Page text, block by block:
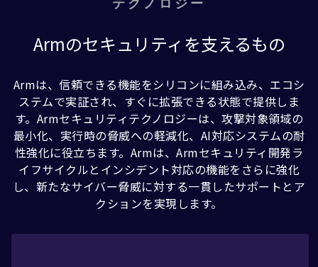
テクノロジー
Armのセキュリティを支えるもの
Armは、信頼できる機能をシリコンに組み込み、エコシ
ステムで実証され、すぐに拡張できる状態で提供しま
す。Armセキュリティテクノロジーは、攻撃対象領域の
最小化、実行時の脅威への軽減化、AI対応システムの耐
性強化に役立ちます。Armは、Armセキュリティ開発ラ
イフサイクルとインシデント対応の機能をさらに強化
し、新たなサイバー脅威に対する一貫したサポートとア
クションを実現します。